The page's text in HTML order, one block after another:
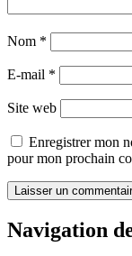
Nom *
E-mail *
Site web
Enregistrer mon
pour mon prochain
Navigation